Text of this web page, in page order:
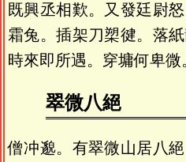
既興丞相歎。又發廷尉
霜兔。插架刀槊徤。落
時來即所遇。穿墉何卑微
翠微八絕
僧冲邈。有翠微山居八